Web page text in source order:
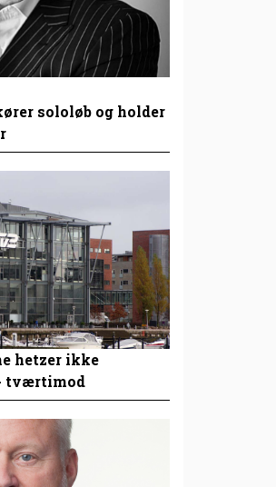
sololøb og holder
hetzer ikke
tværtimod